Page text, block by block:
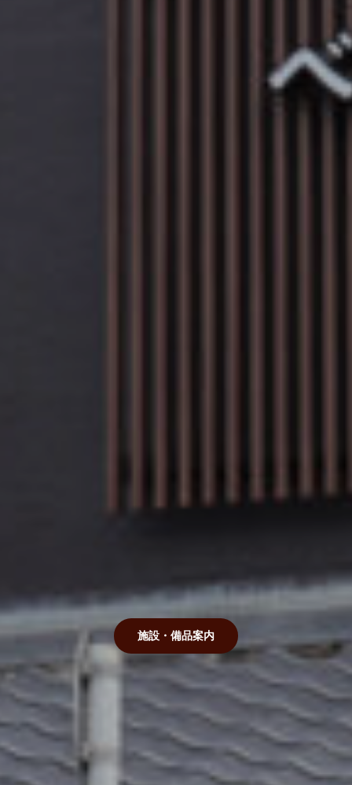
施設・備品案内